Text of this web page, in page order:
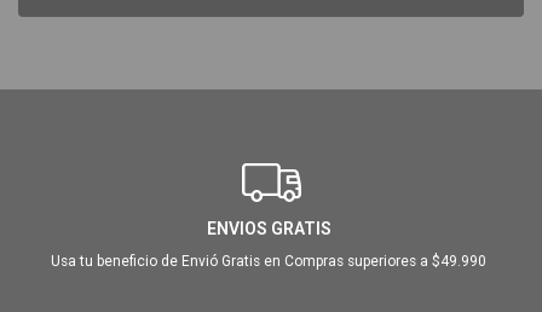
ENVIOS GRATIS
Usa tu beneficio de Envió Gratis en Compras superiores a $49.990